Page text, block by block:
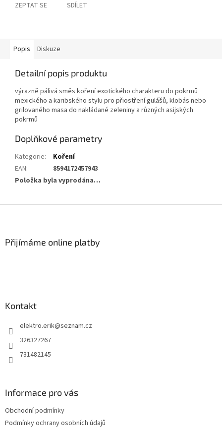
ZEPTAT SE SDÍLET
Popis Diskuze
Detailní popis produktu
výrazně pálivá směs koření exotického charakteru do pokrmů
mexického a karibského stylu pro přiostření gulášů, klobás nebo
grilovaného masa do nakládané zeleniny a různých asijských
pokrmů
Doplňkové parametry
Kategorie:
Koření
EAN:
8594172457943
Položka byla vyprodána…
Přijímáme online platby
Kontakt
elektro.erik@seznam.cz
326327267
731482145
Informace pro vás
Obchodní podmínky
Podmínky ochrany osobních údajů